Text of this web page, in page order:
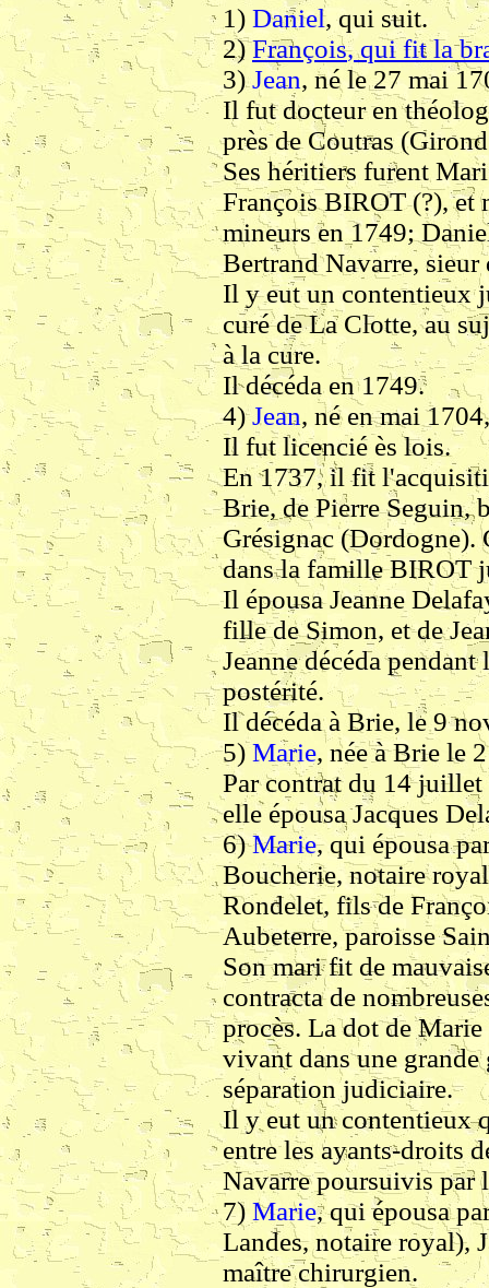
1) Daniel, qui suit.
2)François, qui fit la
3)Jean, né le 27 mai
Il fut docteur en
près de Coutras
Ses héritiers furent
François BIROT (?), et
mineurs en 1749;
Bertrand Navarre, sieur
Il y eut un contentieux
curé de La Clotte, au
à la cure.
Il décéda en 1749.
4)Jean, né en mai
Il fut licencié ès lois.
En 1737, il fit
Brie, de Pierre Seguin,
Grésignac (Dordogne).
dans la famille BIROT
Il épousa Jeanne
fille de Simon, et de
Jeanne décéda
postérité.
Il décéda à Brie, le 9
5)Marie, née à Brie le
Par contrat du 14
elle épousa Jacques
6)Marie, qui épousa
Boucherie, notaire
Rondelet, fils de
Aubeterre, paroisse
Son mari fit de
contracta de
procès. La dot de
vivant dans une
séparation judiciaire.
Il y eut un contentieux
entre les ayants-droits
Navarre poursuivis par
7) Marie, qui épousa
Landes, notaire royal),
maître chirurgien.